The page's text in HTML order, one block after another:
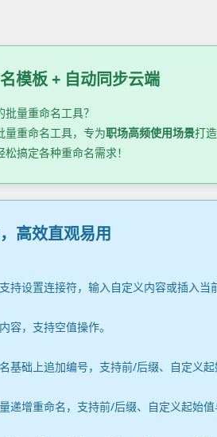
模板 + 自动同步云端
量重命名工具？
量重命名工具，专为职场高频使用场景打
搞定各种重命名需求！
高效直观易用
持设置连接符，输入自定义内容或插入当
容，支持空值操作。
基础上追加编号，支持前/后缀、自定义
递增重命名，支持前/后缀、自定义起始值